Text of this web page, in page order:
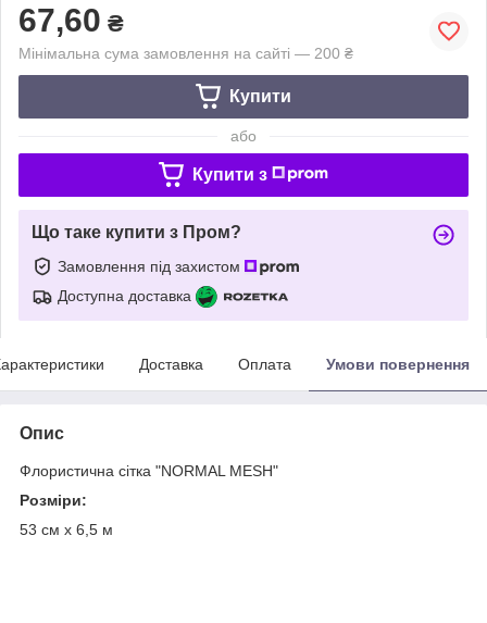
67,60 ₴
Мінімальна сума замовлення на сайті — 200 ₴
Купити
або
Купити з
Що таке купити з Пром?
Замовлення під захистом
Доступна доставка
Доставка Оплата Умови повернення
Опис
Флористична сітка "NORMAL MESH"
Розміри:
53 см х 6,5 м